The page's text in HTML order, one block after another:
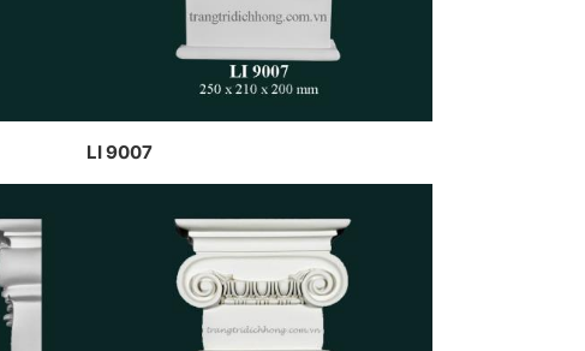
LI 9007
Hồng Hawa thiết kế và thi công